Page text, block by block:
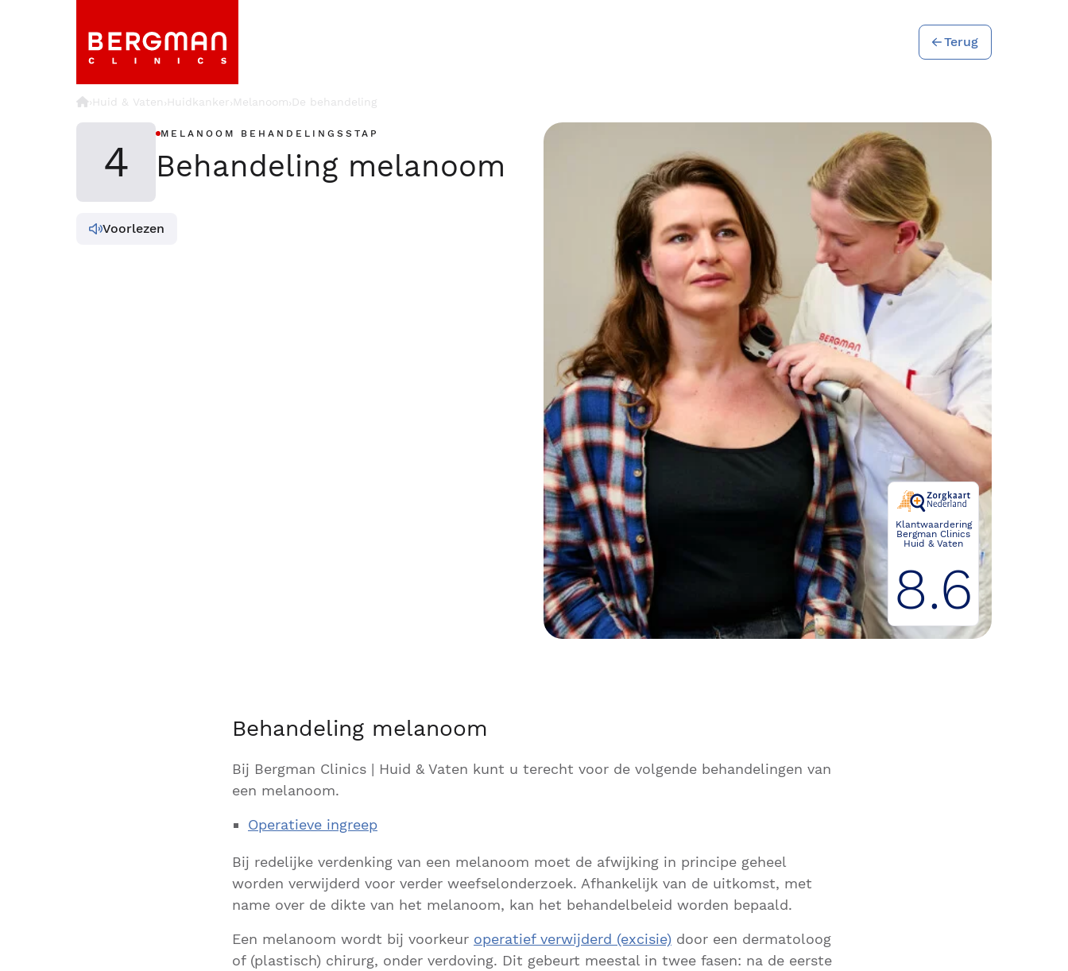
Terug
›Huid & Vaten›Huidkanker›Melanoom›De behandeling
4
MELANOOM BEHANDELINGSSTAP
Behandeling melanoom
Voorlezen
Klantwaardering
Bergman Clinics
Huid & Vaten
8.6
Behandeling melanoom
Bij Bergman Clinics | Huid & Vaten kunt u terecht voor de volgende behandelingen van
een melanoom.
Operatieve ingreep
Bij redelijke verdenking van een melanoom moet de afwijking in principe geheel
worden verwijderd voor verder weefselonderzoek. Afhankelijk van de uitkomst, met
name over de dikte van het melanoom, kan het behandelbeleid worden bepaald.
Een melanoom wordt bij voorkeur operatief verwijderd (excisie) door een dermatoloog
of (plastisch) chirurg, onder verdoving. Dit gebeurt meestal in twee fasen: na de eerste